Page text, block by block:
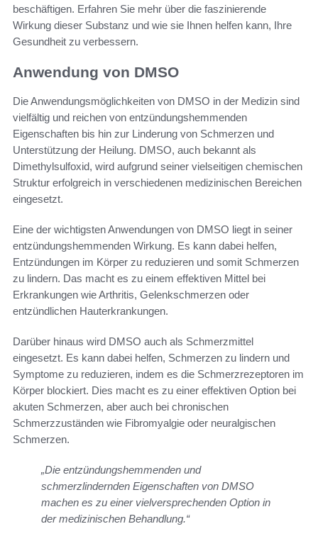
beschäftigen. Erfahren Sie mehr über die faszinierende
Wirkung dieser Substanz und wie sie Ihnen helfen kann, Ihre
Gesundheit zu verbessern.
Anwendung von DMSO
Die Anwendungsmöglichkeiten von DMSO in der Medizin sind
vielfältig und reichen von entzündungshemmenden
Eigenschaften bis hin zur Linderung von Schmerzen und
Unterstützung der Heilung. DMSO, auch bekannt als
Dimethylsulfoxid, wird aufgrund seiner vielseitigen chemischen
Struktur erfolgreich in verschiedenen medizinischen Bereichen
eingesetzt.
Eine der wichtigsten Anwendungen von DMSO liegt in seiner
entzündungshemmenden Wirkung. Es kann dabei helfen,
Entzündungen im Körper zu reduzieren und somit Schmerzen
zu lindern. Das macht es zu einem effektiven Mittel bei
Erkrankungen wie Arthritis, Gelenkschmerzen oder
entzündlichen Hauterkrankungen.
Darüber hinaus wird DMSO auch als Schmerzmittel
eingesetzt. Es kann dabei helfen, Schmerzen zu lindern und
Symptome zu reduzieren, indem es die Schmerzrezeptoren im
Körper blockiert. Dies macht es zu einer effektiven Option bei
akuten Schmerzen, aber auch bei chronischen
Schmerzzuständen wie Fibromyalgie oder neuralgischen
Schmerzen.
„Die entzündungshemmenden und
schmerzlindernden Eigenschaften von DMSO
machen es zu einer vielversprechenden Option in
der medizinischen Behandlung.“